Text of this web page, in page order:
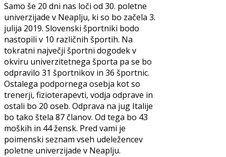
Samo še 20 dni nas loči od 30. poletne
univerzijade v Neaplju, ki so bo začela 3.
julija 2019. Slovenski športniki bodo
nastopili v 10 različnih športih. Na
tokratni največji športni dogodek v
okviru univerzitetnega športa pa se bo
odpravilo 31 športnikov in 36 športnic.
Ostalega podpornega osebja kot so
trenerji, fizioterapevti, vodja odprave in
ostali bo 20 oseb. Odprava na jug Italije
bo tako štela 87 članov. Od tega bo 43
moških in 44 žensk. Pred vami je
poimenski seznam vseh udeležencev
poletne univerzijade v Neaplju.